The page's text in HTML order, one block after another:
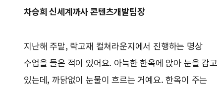
차승희 신세계까사 콘텐츠개발팀장
지난해 주말, 락고재 컬쳐라운지에서 진행하는 명상
수업을 들은 적이 있어요. 아늑한 한옥에 앉아 눈을 감고
있는데, 까닭없이 눈물이 흐르는 거예요. 한옥이 주는